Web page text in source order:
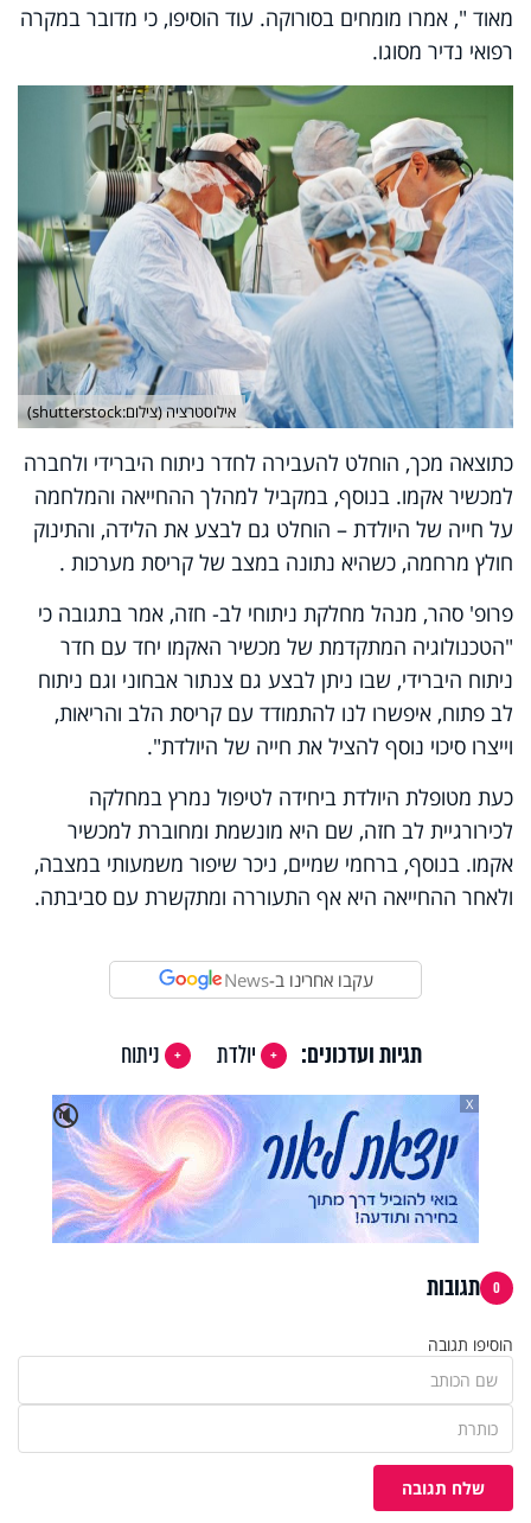
מאוד ," אמרו מומחים בסורוקה. עוד הוסיפו, כי מדובר במקרה
רפואי נדיר מסוגו.
אילוסטרציה (צילום:shutterstock)
כתוצאה מכך, הוחלט להעבירה לחדר ניתוח היברידי ולחברה
למכשיר אקמו. בנוסף, במקביל למהלך ההחייאה והמלחמה
על חייה של היולדת – הוחלט גם לבצע את הלידה, והתינוק
חולץ מרחמה, כשהיא נתונה במצב של קריסת מערכות .
פרופ' סהר, מנהל מחלקת ניתוחי לב- חזה, אמר בתגובה כי
"הטכנולוגיה המתקדמת של מכשיר האקמו יחד עם חדר
ניתוח היברידי, שבו ניתן לבצע גם צנתור אבחוני וגם ניתוח
לב פתוח, איפשרו לנו להתמודד עם קריסת הלב והריאות,
וייצרו סיכוי נוסף להציל את חייה של היולדת."
כעת מטופלת היולדת ביחידה לטיפול נמרץ במחלקה
לכירורגיית לב חזה, שם היא מונשמת ומחוברת למכשיר
אקמו. בנוסף, ברחמי שמיים, ניכר שיפור משמעותי במצבה,
ולאחר ההחייאה היא אף התעוררה ומתקשרת עם סביבתה.
עקבו אחרינו ב-News
תגיות ועדכונים: יולדת
ניתוח
🔇
X
0 תגובות
הוסיפו תגובה
שלח תגובה